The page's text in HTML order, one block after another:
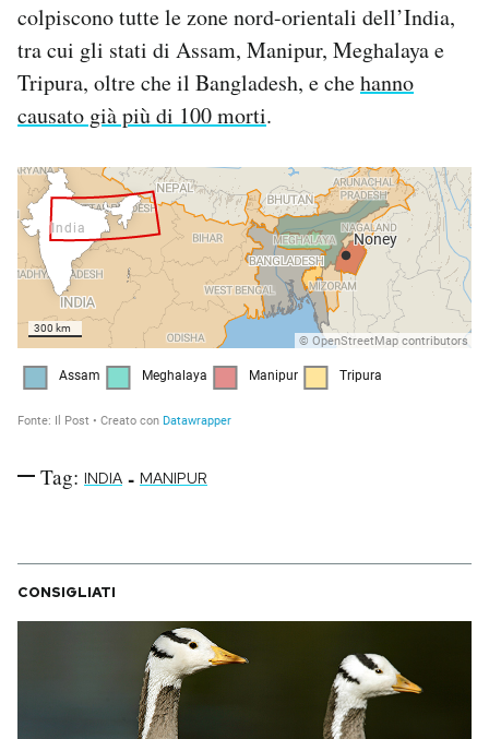
colpiscono tutte le zone nord-orientali dell’India,
tra cui gli stati di Assam, Manipur, Meghalaya e
Tripura, oltre che il Bangladesh, e chehanno
causato già più di 100 morti.
Tag: INDIA - MANIPUR
CONSIGLIATI